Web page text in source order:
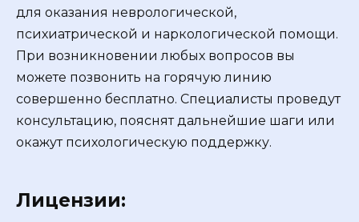
для оказания неврологической,
психиатрической и наркологической помощи.
При возникновении любых вопросов вы
можете позвонить на горячую линию
совершенно бесплатно. Специалисты проведут
консультацию, пояснят дальнейшие шаги или
окажут психологическую поддержку.
Лицензии: